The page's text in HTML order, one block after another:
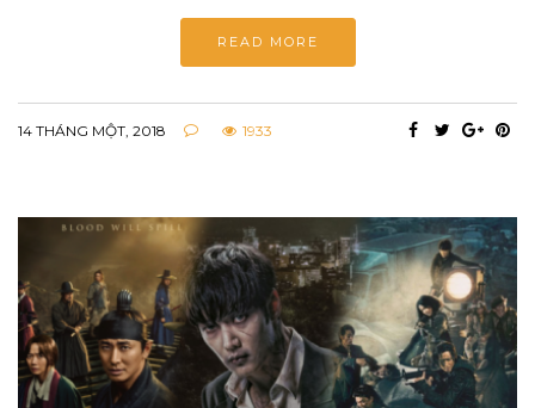
READ MORE
14 THÁNG MỘT, 2018 1933